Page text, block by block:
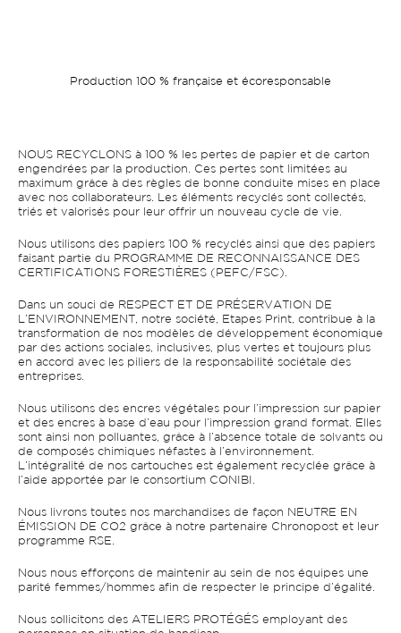
Production 100 % française et écoresponsable
NOUS RECYCLONS à 100 % les pertes de papier et de carton
engendrées par la production. Ces pertes sont limitées au
maximum grâce à des règles de bonne conduite mises en place
avec nos collaborateurs. Les éléments recyclés sont collectés,
triés et valorisés pour leur offrir un nouveau cycle de vie.
Nous utilisons des papiers 100 % recyclés ainsi que des papiers
faisant partie du PROGRAMME DE RECONNAISSANCE DES
CERTIFICATIONS FORESTIÈRES (PEFC/FSC).
Dans un souci de RESPECT ET DE PRÉSERVATION DE
L’ENVIRONNEMENT, notre société, Etapes Print, contribue à la
transformation de nos modèles de développement économique
par des actions sociales, inclusives, plus vertes et toujours plus
en accord avec les piliers de la responsabilité sociétale des
entreprises.
Nous utilisons des encres végétales pour l’impression sur papier
et des encres à base d’eau pour l’impression grand format. Elles
sont ainsi non polluantes, grâce à l’absence totale de solvants ou
de composés chimiques néfastes à l’environnement.
L’intégralité de nos cartouches est également recyclée grâce à
l’aide apportée par le consortium CONIBI.
Nous livrons toutes nos marchandises de façon NEUTRE EN
ÉMISSION DE CO2 grâce à notre partenaire Chronopost et leur
programme RSE.
Nous nous efforçons de maintenir au sein de nos équipes une
parité femmes/hommes afin de respecter le principe d’égalité.
Nous sollicitons des ATELIERS PROTÉGÉS employant des